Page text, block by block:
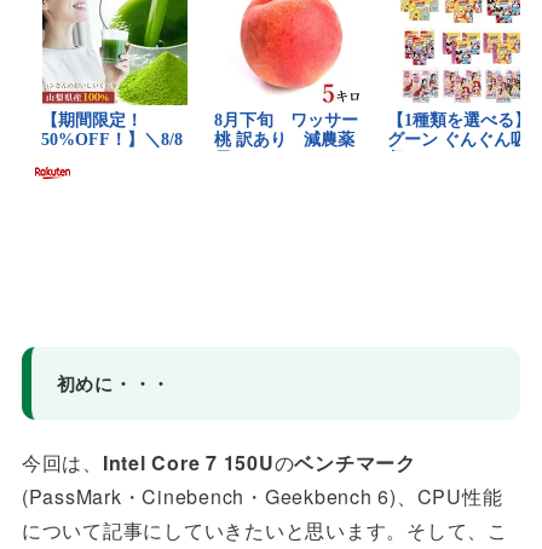
初めに・・・
今回は、 Intel Core 7 150Uのベンチマーク
(PassMark・Cinebench・Geekbench 6)、CPU性能
について記事にしていきたいと思います。そして、こ